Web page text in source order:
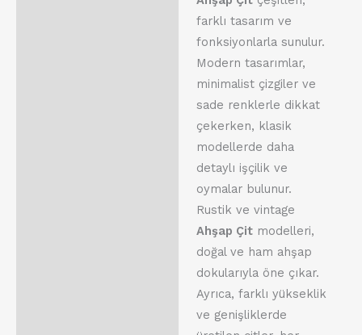
farklı tasarım ve
fonksiyonlarla sunulur.
Modern tasarımlar,
minimalist çizgiler ve
sade renklerle dikkat
çekerken, klasik
modellerde daha
detaylı işçilik ve
oymalar bulunur.
Rustik ve vintage
Ahşap Çitmodelleri,
doğal ve ham ahşap
dokularıyla öne çıkar.
Ayrıca, farklı yükseklik
ve genişliklerde